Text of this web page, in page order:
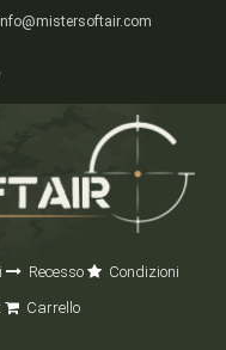
Recesso
Condizioni
Carrello